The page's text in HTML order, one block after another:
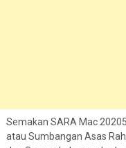
Semakan SARA Mac
atau Sumbangan Asas